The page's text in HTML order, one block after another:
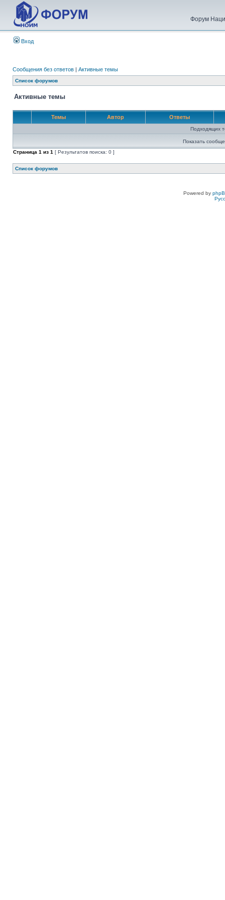
Форум
Вход
Сообщения без ответов | Активные темы
Список форумов
Активные темы
Темы Автор Ответы
Подходящих
Показать
Страница 1 из 1 [ Результатов поиска: 0 ]
Список форумов
Powered by